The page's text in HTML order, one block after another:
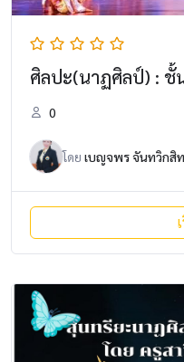
ศิลปะ(นาฏศิลป์) : ชั้
0
โดย เบญจพร จันทวิกสิ